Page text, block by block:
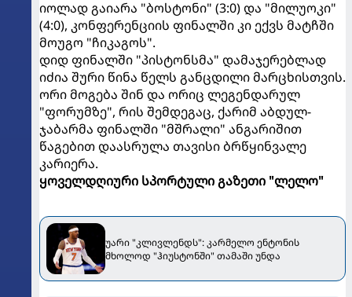
იოლად გაიარა "ბოსტონი" (3:0) და "მილუოკი"
(4:0), კონფერენციის ფინალში კი ექვს მატჩში
მოუგო "ჩიკაგოს".
დიდ ფინალში "პისტონსმა" დამაჯერებლად
იძია შური წინა წელს განცდილი მარცხისთვის.
ორი მოგება შინ და ორიც ლეგენდარულ
"ფორუმზე", რის შემდეგაც, ქარიმ აბდულ-
ჯაბარმა ფინალში "მშრალი" ანგარიშით
წაგებით დაასრულა თავისი ბრწყინვალე
კარიერა.
ყოველდღიური სპორტული გაზეთი "ლელო"
უარი "კლივლენდს": კარმელო ენტონის
მხოლოდ "ჰიუსტონში" თამაში უნდა